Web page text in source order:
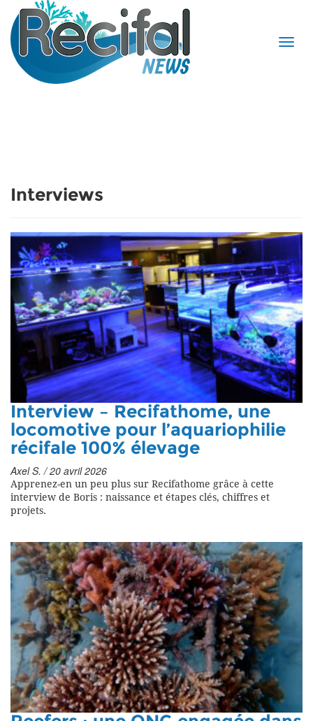
Interviews
Interview – Recifathome, une
locomotive pour l’aquariophilie
récifale 100% élevage
Axel S. / 20 avril 2026
Apprenez-en un peu plus sur Recifathome grâce à cette
interview de Boris : naissance et étapes clés, chiffres et
projets.